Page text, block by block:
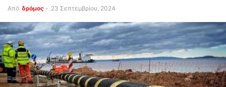
Από δρόμος - 23 Σεπτεμβρίου, 2024